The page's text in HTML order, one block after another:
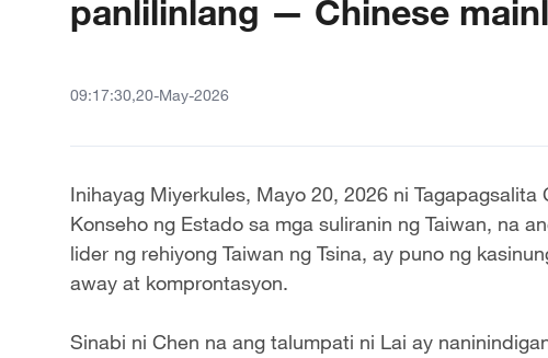
panlilinlang — Chinese
09:17:30,20-May-2026
Inihayag Miyerkules, Mayo 20, 2026 ni Tagapagsalita
Konseho ng Estado sa mga suliranin ng Taiwan, na
lider ng rehiyong Taiwan ng Tsina, ay puno ng
away at komprontasyon.
Sinabi ni Chen na ang talumpati ni Lai ay